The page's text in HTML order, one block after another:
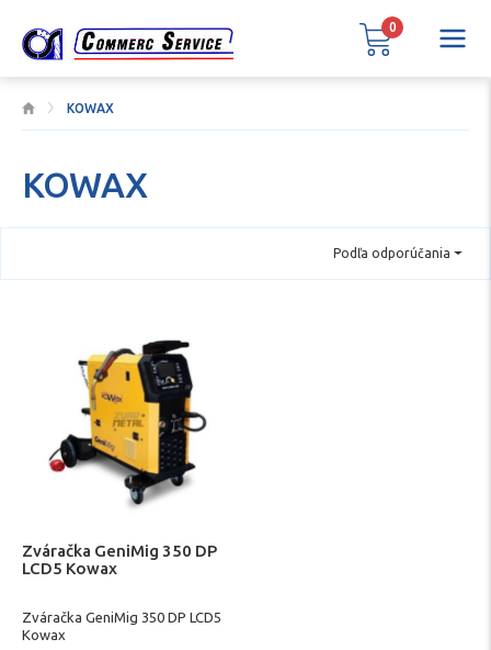
KOWAX
KOWAX
Podľa odporúčania
Zváračka GeniMig 350 DP
LCD5 Kowax
Zváračka GeniMig 350 DP LCD5
Kowax
0